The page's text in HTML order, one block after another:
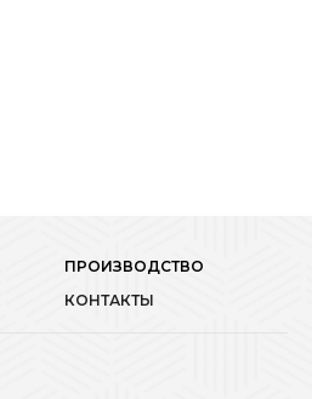
ПРОИЗВОДСТВО
КОНТАКТЫ